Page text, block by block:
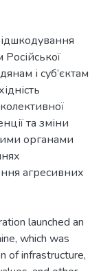
і суб’єктам
та зміни
органами
агресивних
launched an
which was
of infrastructure,